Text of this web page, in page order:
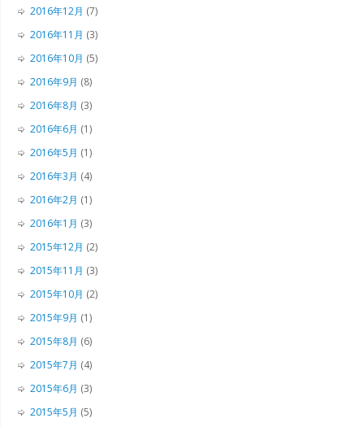
2016年12月 (7)
2016年11月 (3)
2016年10月 (5)
2016年9月 (8)
2016年8月 (3)
2016年6月 (1)
2016年5月 (1)
2016年3月 (4)
2016年2月 (1)
2016年1月 (3)
2015年12月 (2)
2015年11月 (3)
2015年10月 (2)
2015年9月 (1)
2015年8月 (6)
2015年7月 (4)
2015年6月 (3)
2015年5月 (5)